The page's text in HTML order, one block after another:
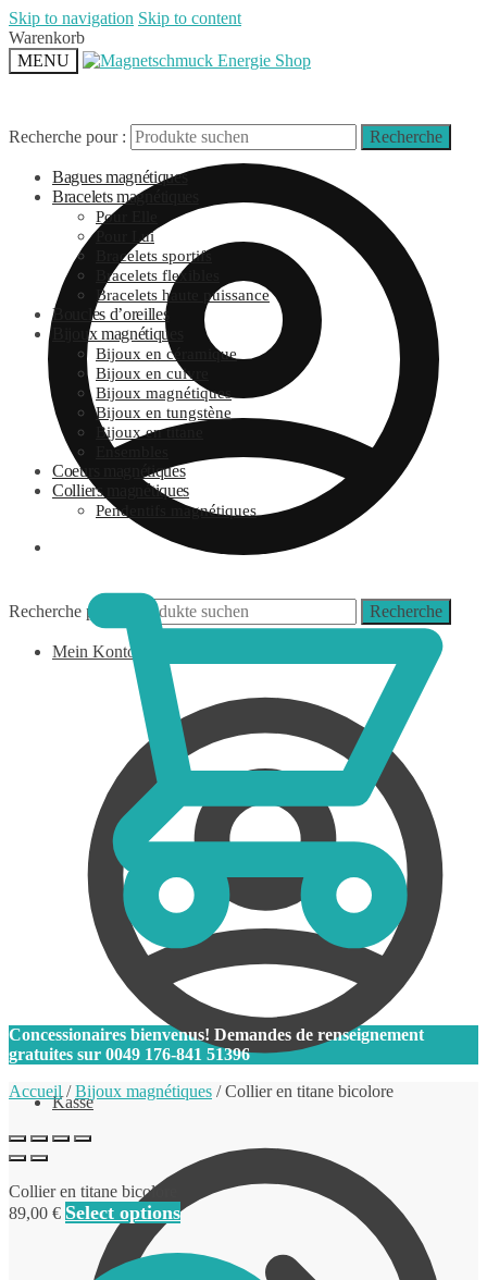
Skip to navigation Skip to content
Warenkorb
MENU
Recherche pour : Recherche
Mein Konto
Kasse
Recherche pour : Recherche
Bagues magnétiques
Bracelets magnétiques
Pour Elle
Pour Lui
Bracelets sportifs
Bracelets flexibles
Bracelets haute puissance
Boucles d’oreilles
Bijoux magnétiques
Bijoux en céramique
Bijoux en cuivre
Bijoux magnétiques
Bijoux en tungstène
Bijoux en titane
Ensembles
Coeurs magnétiques
Colliers magnétiques
Pendentifs magnétiques
Concessionaires bienvenus! Demandes de renseignement
gratuites sur 0049 176-841 51396
Accueil /Bijoux magnétiques /Collier en titane bicolore
Collier en titane bicolore
89,00 € Select options